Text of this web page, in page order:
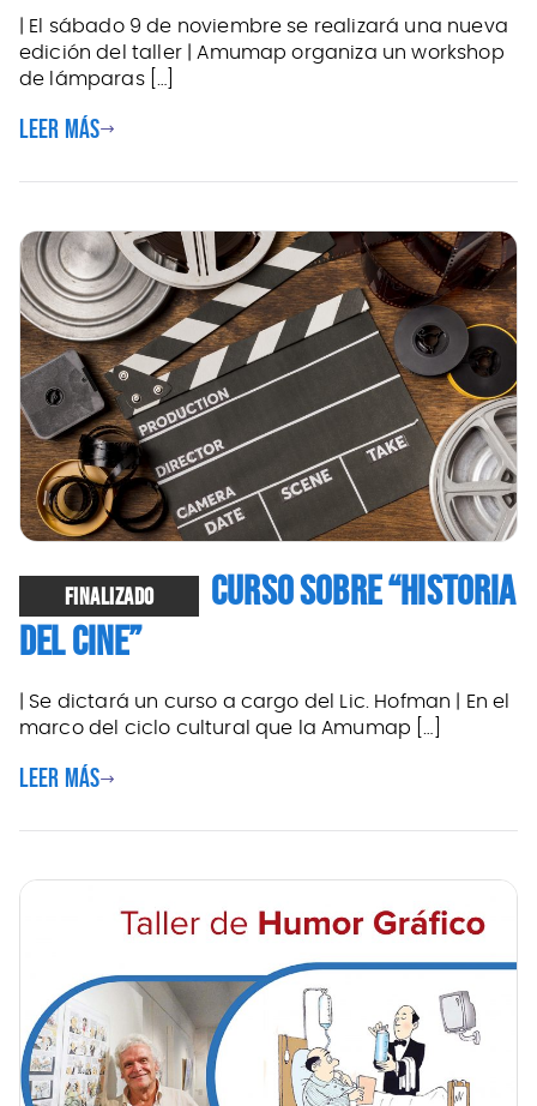
| El sábado 9 de noviembre se realizará una nueva
edición del taller | Amumap organiza un workshop
de lámparas […]
Leer más
FINALIZADO
CURSO SOBRE “HISTORIA
DEL CINE”
| Se dictará un curso a cargo del Lic. Hofman | En el
marco del ciclo cultural que la Amumap […]
Leer más